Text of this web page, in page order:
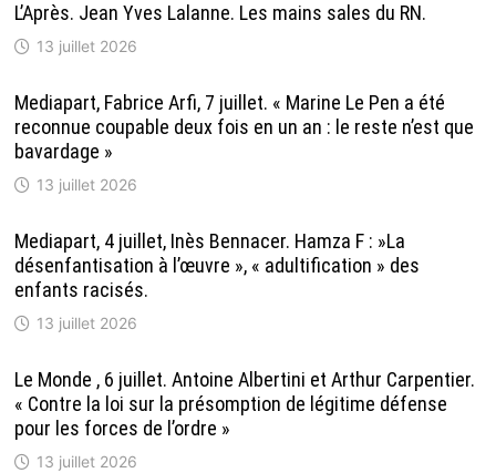
L’Après. Jean Yves Lalanne. Les mains sales du RN.
13 juillet 2026
Mediapart, Fabrice Arfi, 7 juillet. « Marine Le Pen a été
reconnue coupable deux fois en un an : le reste n’est que
bavardage »
13 juillet 2026
Mediapart, 4 juillet, Inès Bennacer. Hamza F : »La
désenfantisation à l’œuvre », « adultification » des
enfants racisés.
13 juillet 2026
Le Monde , 6 juillet. Antoine Albertini et Arthur Carpentier.
« Contre la loi sur la présomption de légitime défense
pour les forces de l’ordre »
13 juillet 2026